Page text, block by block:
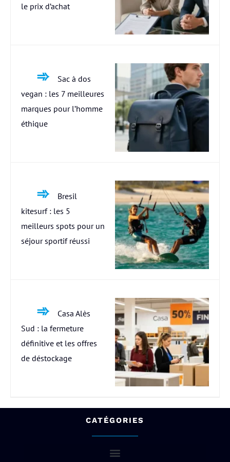
le prix d’achat
Sac à dos
vegan : les 7 meilleures
marques pour l’homme
éthique
Bresil
kitesurf : les 5
meilleurs spots pour un
séjour sportif réussi
Casa Alès
Sud : la fermeture
définitive et les offres
de déstockage
CATÉGORIES